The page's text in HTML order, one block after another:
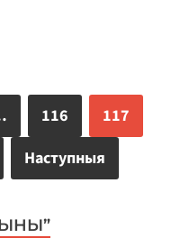
116
117
Наступныя